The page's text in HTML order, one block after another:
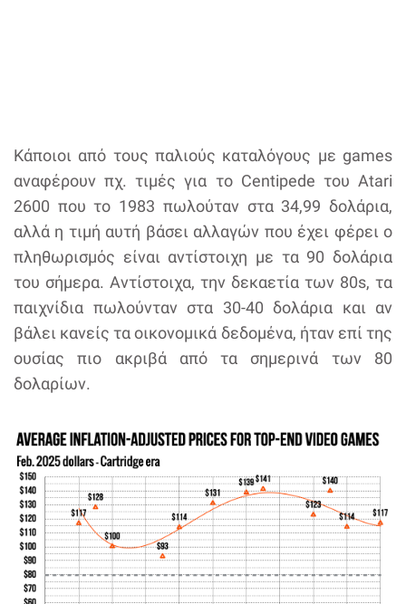
Κάποιοι από τους παλιούς καταλόγους με games
αναφέρουν πχ. τιμές για το Centipede του Atari
2600 που το 1983 πωλούταν στα 34,99 δολάρια,
αλλά η τιμή αυτή βάσει αλλαγών που έχει φέρει ο
πληθωρισμός είναι αντίστοιχη με τα 90 δολάρια
του σήμερα. Αντίστοιχα, την δεκαετία των 80s, τα
παιχνίδια πωλούνταν στα 30-40 δολάρια και αν
βάλει κανείς τα οικονομικά δεδομένα, ήταν επί της
ουσίας πιο ακριβά από τα σημερινά των 80
δολαρίων.